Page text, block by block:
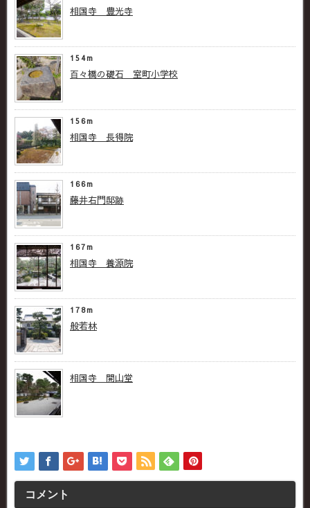
相国寺 豊光寺
154m
百々橋の礎石 室町小学校
156m
相国寺 長得院
166m
藤井右門邸跡
167m
相国寺 養源院
178m
般若林
相国寺 開山堂
コメント